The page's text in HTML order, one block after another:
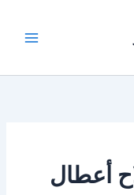
أعطال